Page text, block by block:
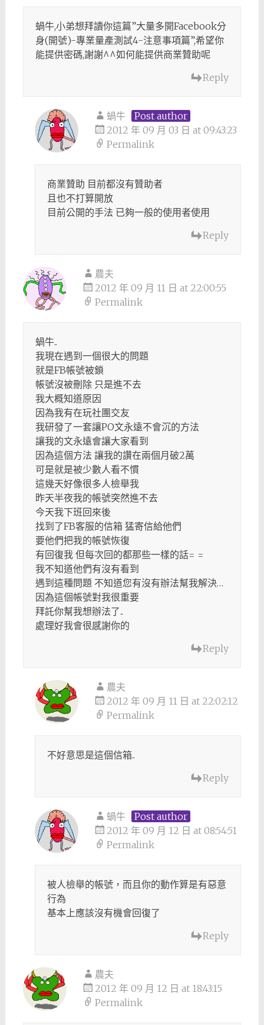
蝸牛,小弟想拜讀你這篇”大量多開Facebook分
身(開號)-專業量產測試4-注意事項篇”,希望你
能提供密碼,謝謝^^如何能提供商業贊助呢
Reply
蝸牛
Post author
2012 年 09 月 03 日 at 09:43:23
Permalink
商業贊助 目前都沒有贊助者
且也不打算開放
目前公開的手法 已夠一般的使用者使用
Reply
農夫
2012 年 09 月 11 日 at 22:00:55
Permalink
蝸牛..
我現在遇到一個很大的問題
就是FB帳號被鎖
帳號沒被刪除 只是進不去
我大概知道原因
因為我有在玩社團交友
我研發了一套讓PO文永遠不會沉的方法
讓我的文永遠會讓大家看到
因為這個方法 讓我的讚在兩個月破2萬
可是就是被少數人看不慣
這幾天好像很多人檢舉我
昨天半夜我的帳號突然進不去
今天我下班回來後
找到了FB客服的信箱 猛寄信給他們
要他們把我的帳號恢復
有回復我 但每次回的都那些一樣的話= =
我不知道他們有沒有看到
遇到這種問題 不知道您有沒有辦法幫我解決…
因為這個帳號對我很重要
拜託你幫我想辦法了..
處理好我會很感謝你的
Reply
農夫
2012 年 09 月 11 日 at 22:02:12
Permalink
不好意思是這個信箱..
Reply
蝸牛
Post author
2012 年 09 月 12 日 at 08:54:51
Permalink
被人檢舉的帳號，而且你的動作算是有惡意
行為
基本上應該沒有機會回復了
Reply
農夫
2012 年 09 月 12 日 at 18:43:15
Permalink